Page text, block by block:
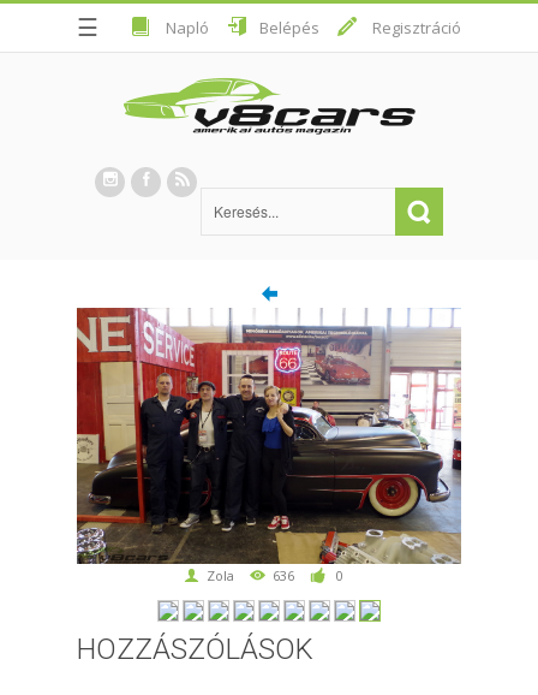
☰ Napló Belépés Regisztráció
Zola 636 0
HOZZÁSZÓLÁSOK